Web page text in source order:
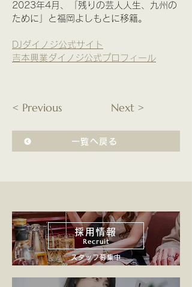
2023年4月、「残りの芸人人生、九州の
ために」と福岡よしもとに移籍。
DJダイノジ公式サイト
吉本興業ダイノジ公式プロフィール
< Previous Next >
一覧へ戻る
スタッフ募集中
採用情報
Recruit